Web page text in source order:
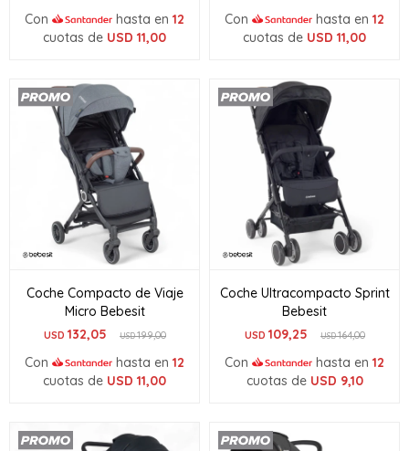
Con hasta en 12
cuotas de USD 11,00
Con hasta en 12
cuotas de USD 11,00
Coche Compacto de Viaje
Micro Bebesit
USD 132,05 USD199,00
Con hasta en 12
cuotas de USD 11,00
Coche Ultracompacto Sprint
Bebesit
USD 109,25 USD164,00
Con hasta en 12
cuotas de USD 9,10